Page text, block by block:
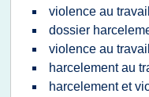
violence au
dossier
violence au
harcelement au
harcelement et